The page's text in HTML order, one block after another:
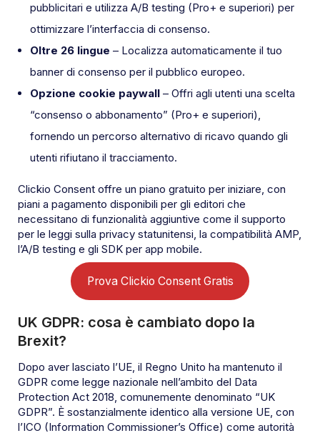
pubblicitari e utilizza A/B testing (Pro+ e superiori) per
ottimizzare l’interfaccia di consenso.
Oltre 26 lingue – Localizza automaticamente il tuo
banner di consenso per il pubblico europeo.
Opzione cookie paywall – Offri agli utenti una scelta
“consenso o abbonamento” (Pro+ e superiori),
fornendo un percorso alternativo di ricavo quando gli
utenti rifiutano il tracciamento.
Clickio Consent offre un piano gratuito per iniziare, con
piani a pagamento disponibili per gli editori che
necessitano di funzionalità aggiuntive come il supporto
per le leggi sulla privacy statunitensi, la compatibilità AMP,
l’A/B testing e gli SDK per app mobile.
Prova Clickio Consent Gratis
UK GDPR: cosa è cambiato dopo la
Brexit?
Dopo aver lasciato l’UE, il Regno Unito ha mantenuto il
GDPR come legge nazionale nell’ambito del Data
Protection Act 2018, comunemente denominato “UK
GDPR”. È sostanzialmente identico alla versione UE, con
l’ICO (Information Commissioner’s Office) come autorità